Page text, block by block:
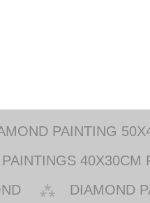
PAINTING
40X30CM
DIAMOND